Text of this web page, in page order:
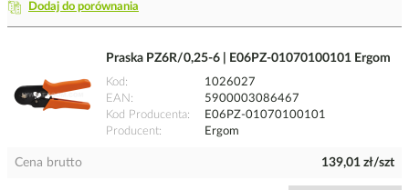
Dodaj do porównania
Praska PZ6R/0,25-6 | E06PZ-01070100101 Ergom
Kod
1026027
EAN
5900003086467
Kod Producenta
E06PZ-01070100101
Producent
Ergom
Cena brutto 139,01 zł/szt